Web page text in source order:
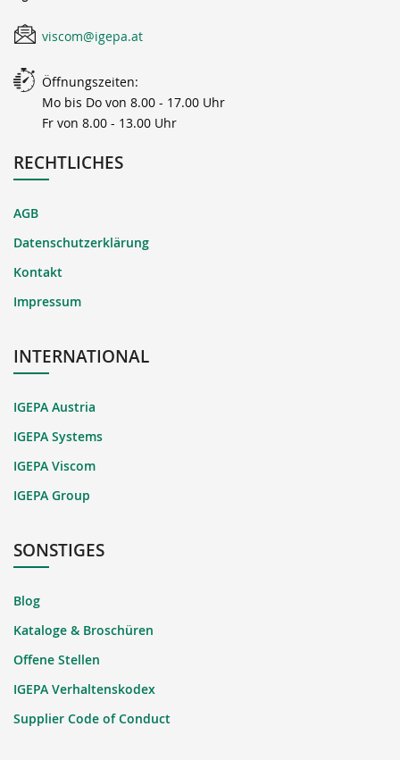
viscom@igepa.at
Öffnungszeiten:
Mo bis Do von 8.00 - 17.00 Uhr
Fr von 8.00 - 13.00 Uhr
RECHTLICHES
AGB
Datenschutzerklärung
Kontakt
Impressum
INTERNATIONAL
IGEPA Austria
IGEPA Systems
IGEPA Viscom
IGEPA Group
SONSTIGES
Blog
Kataloge & Broschüren
Offene Stellen
IGEPA Verhaltenskodex
Supplier Code of Conduct